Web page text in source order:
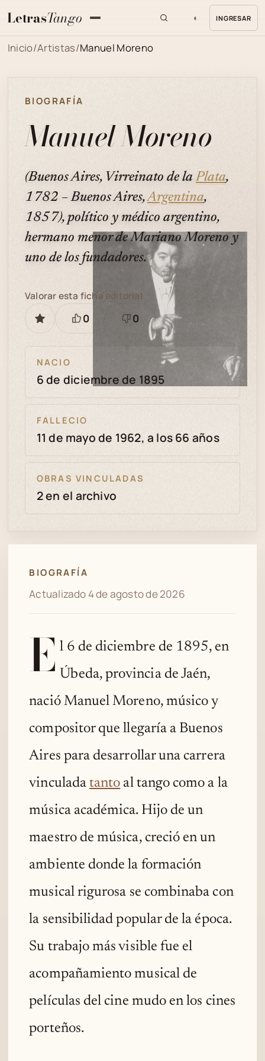
LetrasTango ◐ INGRESAR
Inicio/Artistas/Manuel Moreno
BIOGRAFÍA
Manuel Moreno
(Buenos Aires, Virreinato de laPlata,
1782 – Buenos Aires,Argentina,
1857), político y médico argentino,
hermano menor de Mariano Moreno y
uno de los fundadores.
GUARDAR
Valorar esta ficha editorial
Está
0
Necesita
revisión
0
NACIO
6 de diciembre de 1895
FALLECIO
11 de mayo de 1962, a los 66 años
OBRAS VINCULADAS
2 en el archivo
BIOGRAFÍA
Actualizado 4 de agosto de 2026
E l 6 de diciembre de 1895, en
Úbeda, provincia de Jaén,
nació Manuel Moreno, músico y
compositor que llegaría a Buenos
Aires para desarrollar una carrera
vinculada tanto al tango como a la
música académica. Hijo de un
maestro de música, creció en un
ambiente donde la formación
musical rigurosa se combinaba con
la sensibilidad popular de la época.
Su trabajo más visible fue el
acompañamiento musical de
películas del cine mudo en los cines
porteños.